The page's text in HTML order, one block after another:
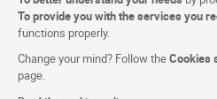
To provide you with the services you
functions properly.
Change your mind? Follow theCookies
page.
Top Régions
Top Villes
Top Hotels